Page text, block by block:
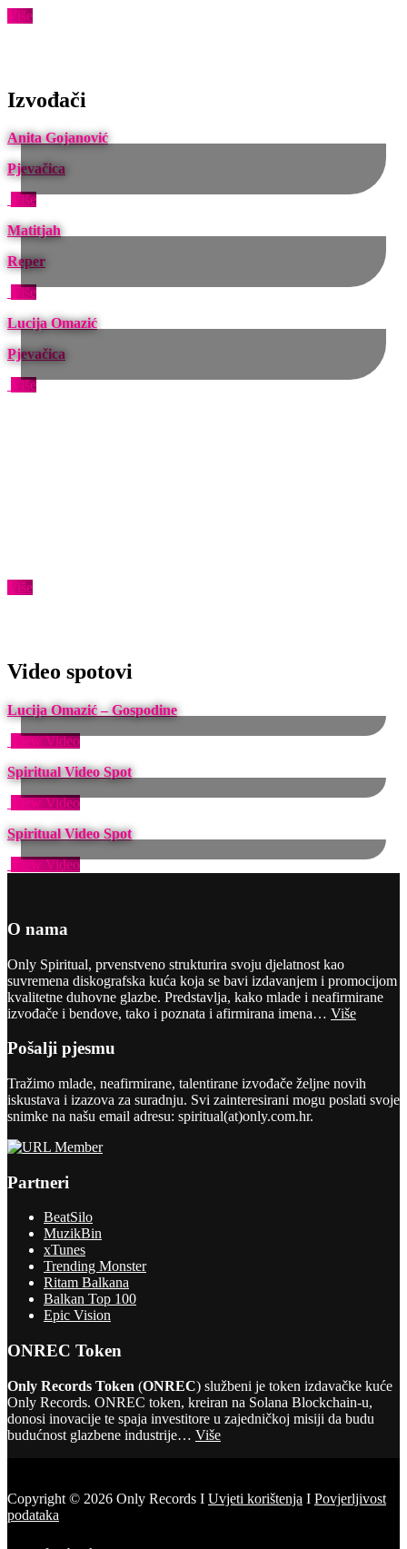
Više
Izvođači
Anita Gojanović
Pjevačica
Više
Matitjah
Reper
Više
Lucija Omazić
Pjevačica
Više
Više
Video spotovi
Lucija Omazić – Gospodine
View Video
Spiritual Video Spot
View Video
Spiritual Video Spot
View Video
O nama
Only Spiritual, prvenstveno strukturira svoju djelatnost kao
suvremena diskografska kuća koja se bavi izdavanjem i promocijom
kvalitetne duhovne glazbe. Predstavlja, kako mlade i neafirmirane
izvođače i bendove, tako i poznata i afirmirana imena… Više
Pošalji pjesmu
Tražimo mlade, neafirmirane, talentirane izvođače željne novih
iskustava i izazova za suradnju. Svi zainteresirani mogu poslati svoje
snimke na našu email adresu: spiritual(at)only.com.hr.
Partneri
BeatSilo
MuzikBin
xTunes
Trending Monster
Ritam Balkana
Balkan Top 100
Epic Vision
ONREC Token
Only Records Token (ONREC) službeni je token izdavačke kuće
Only Records. ONREC token, kreiran na Solana Blockchain-u,
donosi inovacije te spaja investitore u zajedničkoj misiji da budu
budućnost glazbene industrije… Više
Copyright © 2026 Only Records I Uvjeti korištenja I Povjerljivost
podataka